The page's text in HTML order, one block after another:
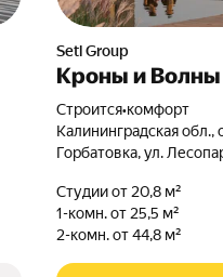
Setl Group
Кроны и Волны
Строится•комфорт
Калининградская обл.,
Горбатовка, ул.
Студии от 20,8 м²
1-комн. от 25,5 м²
2-комн. от 44,8 м²